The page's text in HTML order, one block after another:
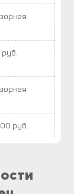
руб.